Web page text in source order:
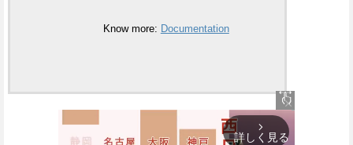
Know more: Documentation
close
arrow_forward_ios
詳しく見る